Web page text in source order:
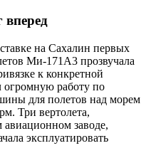
на Сахалин первых
Ми-171А3 прозвучала
к конкретной
огромную работу по
для полетов над морем
Три вертолета,
авиационном заводе,
эксплуатировать